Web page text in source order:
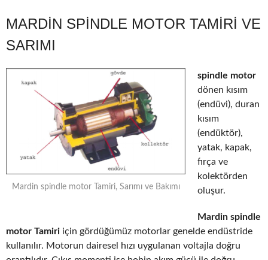
MARDIN SPINDLE MOTOR TAMIRI VE
SARIMI
Mardin spindle motor Tamiri, Sarımı ve Bakımı
spindle motor
dönen kısım
(endüvi), duran
kısım
(endüktör),
yatak, kapak,
fırça ve
kolektörden
oluşur.
Mardin spindle
motor Tamiri için gördüğümüz motorlar genelde endüstride
kullanılır. Motorun dairesel hızı uygulanan voltajla doğru